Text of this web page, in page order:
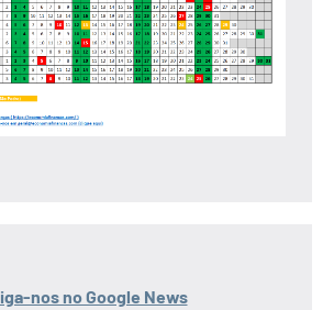
nos no Google News